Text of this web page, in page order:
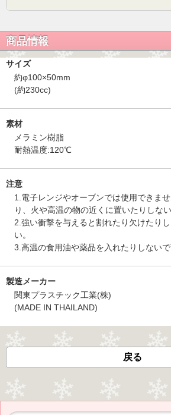
商品情報
サイズ
約φ100×50mm
(約230cc)
素材
メラミン樹脂
耐熱温度:120℃
注意
1.電子レンジやオーブンでは使用できま
り、火や高温の物の近くに置いたりしない
2.強い衝撃を与えると割れたり欠けたり
い。
3.高温の食用油や薬品を入れたりしないで
製造メーカー
関東プラスチック工業(株)
(MADE IN THAILAND)
戻る